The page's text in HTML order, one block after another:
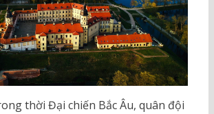
thời Đại chiến Bắc Âu, quân đội